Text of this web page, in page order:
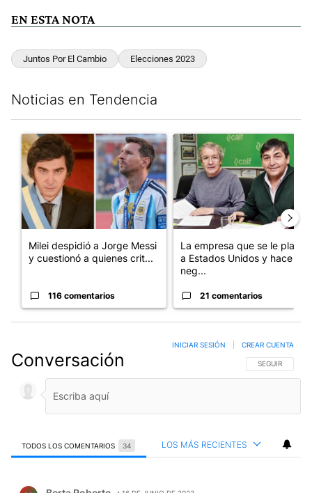
EN ESTA NOTA
Juntos Por El Cambio Elecciones 2023
Noticias en Tendencia
Un artículo de tendencia con el título "Milei despidió a Jorge
Milei despidió a Jorge Messi
y cuestionó a quienes crit...
116 comentarios
Un artículo de tendencia con
La empresa que se le plantó
a Estados Unidos y hace
neg...
21 comentarios
Conversación SIGA ESTA
SEGUIR
INICIAR SESIÓN CREAR CUENTA
TODOS LOS COMENTARIOS 34 LOS MÁS RECIENTES